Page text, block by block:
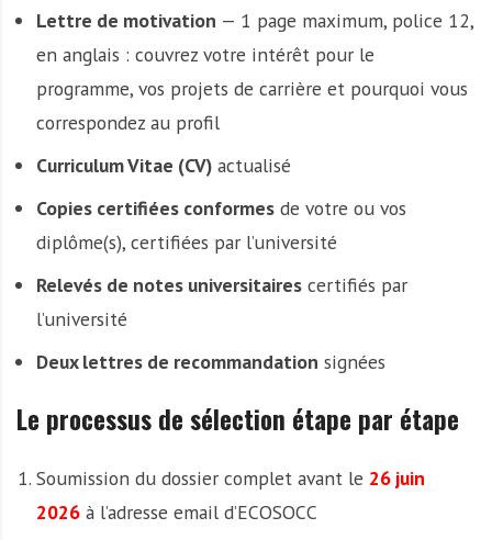
Lettre de motivation — 1 page maximum, police 12,
en anglais : couvrez votre intérêt pour le
programme, vos projets de carrière et pourquoi vous
correspondez au profil
Curriculum Vitae (CV)actualisé
Copies certifiées conformesde votre ou vos
diplôme(s), certifiées par l’université
Relevés de notes universitairescertifiés par
l’université
Deux lettres de recommandation signées
Le processus de sélection étape par étape
Soumission du dossier complet avant le 26 juin
2026à l’adresse email d’ECOSOCC